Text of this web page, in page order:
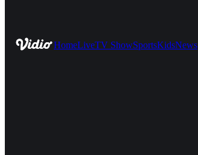
HomeLiveTV ShowSportsKidsNews